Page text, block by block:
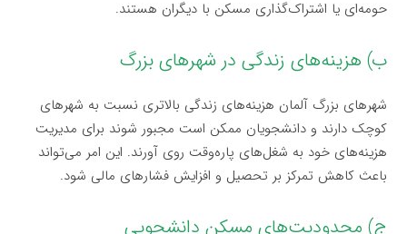
حومه‌ای یا اشتراک‌گذاری مسکن با دیگران هستند.
ب) هزینه‌های زندگی در شهرهای بزرگ
شهرهای بزرگ آلمان هزینه‌های زندگی بالاتری نسبت به شهرهای
کوچک دارند و دانشجویان ممکن است مجبور شوند برای مدیریت
هزینه‌های خود به شغل‌های پاره‌وقت روی آورند. این امر می‌تواند
باعث کاهش تمرکز بر تحصیل و افزایش فشارهای مالی شود.
ج) محدودیت‌های مسکن دانشجویی